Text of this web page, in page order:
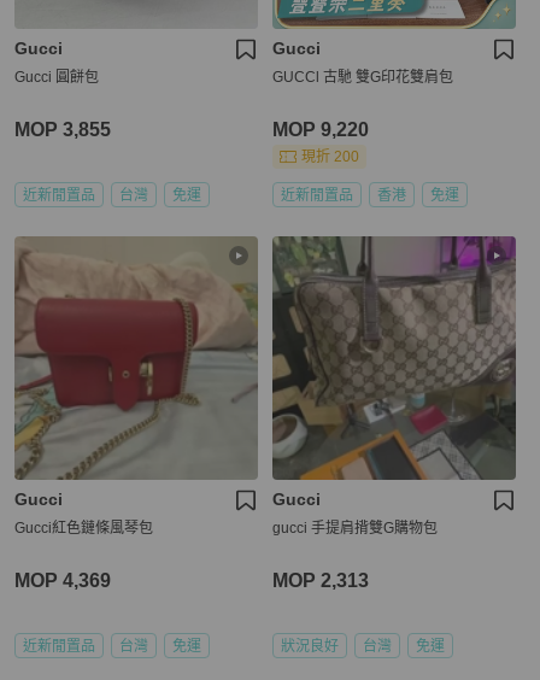
Gucci
Gucci 圓餅包
MOP 3,855
近新閒置品 台灣 免運
Gucci
GUCCl 古馳 雙G印花雙肩包
MOP 9,220
現折 200
近新閒置品 香港 免運
Gucci
Gucci紅色鏈條風琴包
MOP 4,369
近新閒置品 台灣 免運
Gucci
gucci 手提肩揹雙G購物包
MOP 2,313
狀況良好 台灣 免運